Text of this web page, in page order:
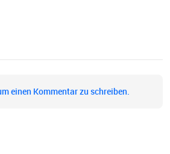
einen Kommentar zu schreiben.